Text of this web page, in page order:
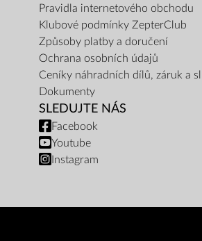
Pravidla internetového obchodu
Klubové podmínky ZepterClub
Způsoby platby a doručení
Ochrana osobních údajů
Ceníky náhradních dílů, záruk a
Dokumenty
SLEDUJTE NÁS
Facebook
Youtube
Instagram